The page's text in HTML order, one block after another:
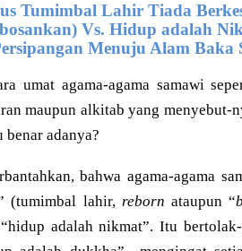
Tumimbal Lahir Tiada
Vs. Hidup adalah
Menuju Alam Baka
umat agama-agama samawi
maupun alkitab yang
adanya?
bahwa agama-agama
(tumimbal lahir, reborn ataupun “
adalah nikmat”. Itu